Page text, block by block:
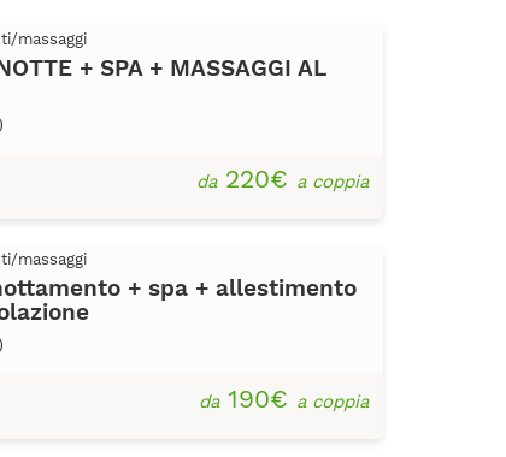
massaggi
+ SPA + MASSAGGI AL
da220€ a coppia
massaggi
+ spa + allestimento
da190€ a coppia